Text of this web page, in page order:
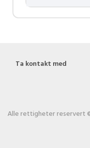
Ta kontakt med
Alle rettigheter reservert